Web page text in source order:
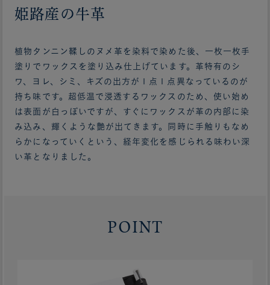
姫路産の牛革
植物タンニン鞣しのヌメ革を染料で染めた後、一枚一枚手
塗りでワックスを塗り込み仕上げています。革特有のシ
ワ、ヨレ、シミ、キズの出方が１点１点異なっているのが
持ち味です。超低温で浸透するワックスのため、使い始め
は表面が白っぽいですが、すぐにワックスが革の内部に染
み込み、輝くような艶が出てきます。同時に手触りもなめ
らかになっていくという、経年変化を感じられる味わい深
い革となりました。
POINT